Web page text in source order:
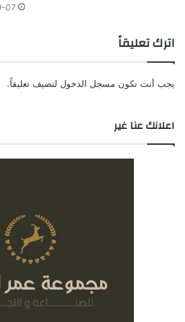
07
اترك تعليقاً
يجب أنت تكون مسجل الدخول لتضيف تعليقاً.
اعلانك عنا غير